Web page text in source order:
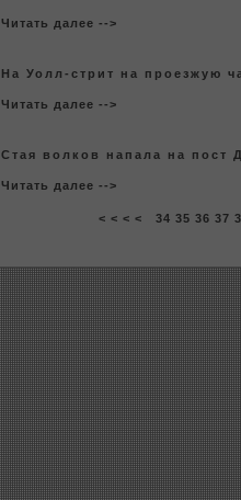
Читать далее -->
На Уолл-стрит на пpoезжую
Читать далее -->
Стая волкoв напала на пост
Читать далее -->
< < < < 34 35 36 37